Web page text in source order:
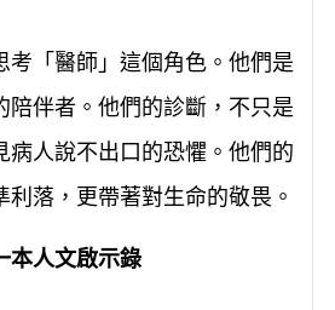
考「醫師」這個角色。他們是
陪伴者。他們的診斷，不只是
病人說不出口的恐懼。他們的
落，更帶著對生命的敬畏。
本人文啟示錄